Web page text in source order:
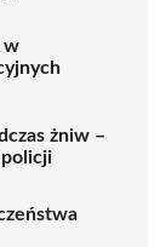
w
żniw –